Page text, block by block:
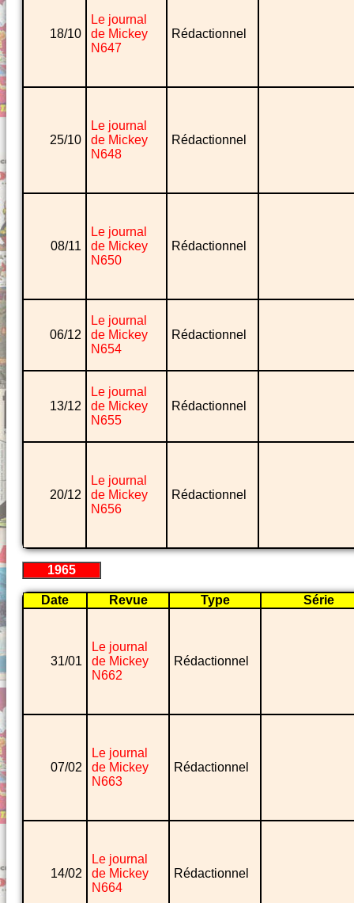
18/10
Le journal
de Mickey
N647
Rédactionnel
25/10
Le journal
de Mickey
N648
Rédactionnel
08/11
Le journal
de Mickey
N650
Rédactionnel
06/12
Le journal
de Mickey
N654
Rédactionnel
13/12
Le journal
de Mickey
N655
Rédactionnel
20/12
Le journal
de Mickey
N656
Rédactionnel
1965
Date Revue Type Série
31/01
Le journal
de Mickey
N662
Rédactionnel
07/02
Le journal
de Mickey
N663
Rédactionnel
14/02
Le journal
de Mickey
N664
Rédactionnel